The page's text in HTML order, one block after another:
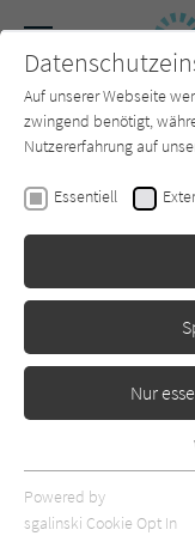
SUCHE
Siddarth Kara
Auf unserer Webseite
zwingend benötigt,
Nutzererfahrung auf
Essentiell
Nur
Essentielle Cookies
Webseite benötigt.
Powered by
sgalinski Cookie Opt In